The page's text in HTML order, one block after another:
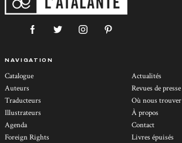
NAVIGATION
Catalogue
Auteurs
Traducteurs
Illustrateurs
Agenda
Foreign Rights
Actualités
Revues de presse
Où nous trouver
À propos
Contact
Livres épuisés